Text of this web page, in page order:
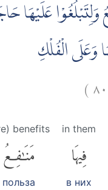
وَلِتَبْلُغُوْا عَلَيْهَا
وَعَلَى الْفُلْكِ
٨٠)
in them
فِيهَا
в них
benefits
مَنَٰفِعُ
польза